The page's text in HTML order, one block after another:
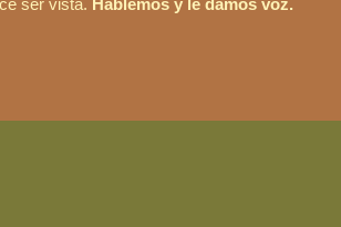
ser vista. Hablemos y le damos voz.